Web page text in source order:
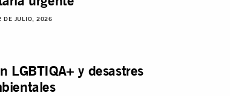
DE JULIO, 2026
LGBTIQA+ y desastres